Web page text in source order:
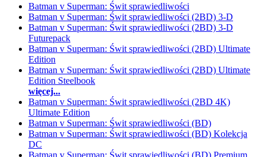
Batman v Superman: Świt sprawiedliwości
Batman v Superman: Świt sprawiedliwości (2BD) 3-D
Batman v Superman: Świt sprawiedliwości (2BD) 3-D
Futurepack
Batman v Superman: Świt sprawiedliwości (2BD) Ultimate
Edition
Batman v Superman: Świt sprawiedliwości (2BD) Ultimate
Edition Steelbook
więcej...
Batman v Superman: Świt sprawiedliwości (2BD 4K)
Ultimate Edition
Batman v Superman: Świt sprawiedliwości (BD)
Batman v Superman: Świt sprawiedliwości (BD) Kolekcja
DC
Batman v Superman: Świt sprawiedliwości (BD) Premium